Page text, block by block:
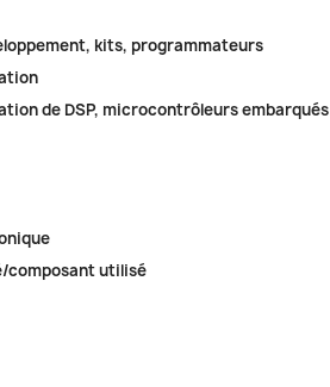
kits, programmateurs
de DSP, microcontrôleurs embarqués
utilisé